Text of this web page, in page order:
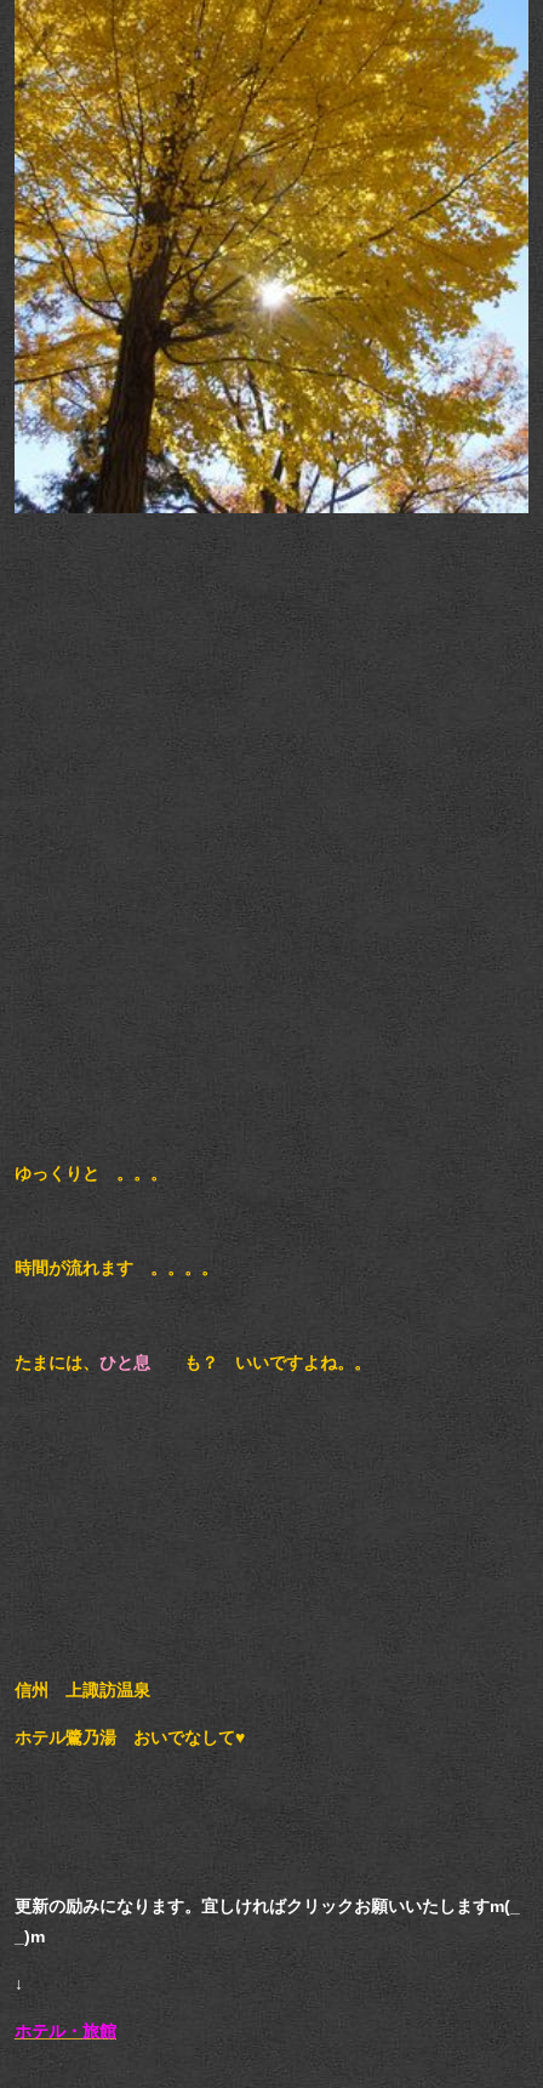
ゆっくりと 。。。
時間が流れます 。。。。
たまには、 ひと息 も？ いいですよね。。
信州 上諏訪温泉
ホテル鷺乃湯 おいでなして♥
更新の励みになります。宜しければクリックお願いいたしますm(_
_)m
↓
ホテル・旅館